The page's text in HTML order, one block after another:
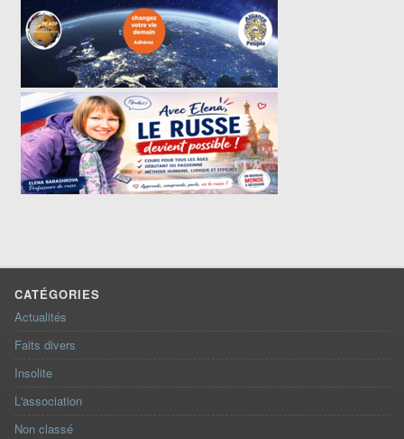
CATÉGORIES
Actualités
Faits divers
Insolite
L'association
Non classé